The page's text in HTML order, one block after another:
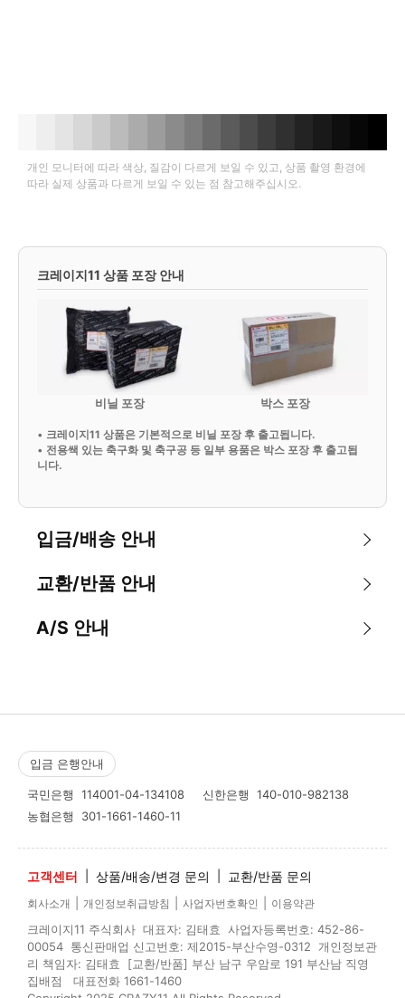
개인 모니터에 따라 색상, 질감이 다르게 보일 수 있고, 상품 촬영 환경에
따라 실제 상품과 다르게 보일 수 있는 점 참고해주십시오.
크레이지11 상품 포장 안내
비닐 포장 박스 포장
• 크레이지11 상품은 기본적으로 비닐 포장 후 출고됩니다.
• 전용쌕 있는 축구화 및 축구공 등 일부 용품은 박스 포장 후 출고됩
니다.
입금/배송 안내
교환/반품 안내
A/S 안내
입금 은행안내
국민은행 114001-04-134108 신한은행 140-010-982138
농협은행 301-1661-1460-11
고객센터 상품/배송/변경 문의 교환/반품 문의
회사소개 개인정보취급방침 사업자번호확인 이용약관
크레이지11 주식회사 대표자: 김태효 사업자등록번호: 452-86-
00054 통신판매업 신고번호: 제2015-부산수영-0312 개인정보관
리 책임자: 김태효 [교환/반품] 부산 남구 우암로 191 부산남 직영
집배점 대표전화 1661-1460